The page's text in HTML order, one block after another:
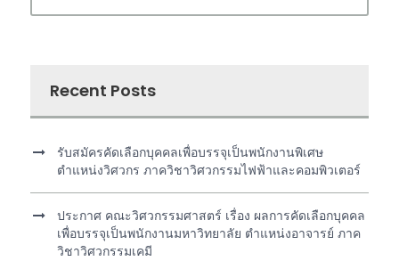
Recent Posts
รับสมัครคัดเลือกบุคคลเพื่อบรรจุเป็นพนักงานพิเศษ
ตำแหน่งวิศวกร ภาควิชาวิศวกรรมไฟฟ้าและคอมพิวเตอร์
ประกาศ คณะวิศวกรรมศาสตร์ เรื่อง ผลการคัดเลือกบุคคล
เพื่อบรรจุเป็นพนักงานมหาวิทยาลัย ตำแหน่งอาจารย์ ภาค
วิชาวิศวกรรมเคมี